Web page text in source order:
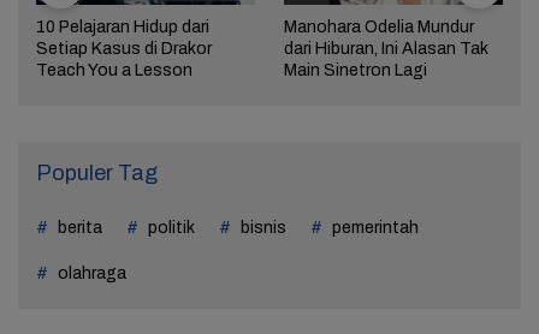
10 Pelajaran Hidup dari
Setiap Kasus di Drakor
Teach You a Lesson
Manohara Odelia Mundur
dari Hiburan, Ini Alasan Tak
Main Sinetron Lagi
Populer Tag
berita politik bisnis pemerintah
olahraga